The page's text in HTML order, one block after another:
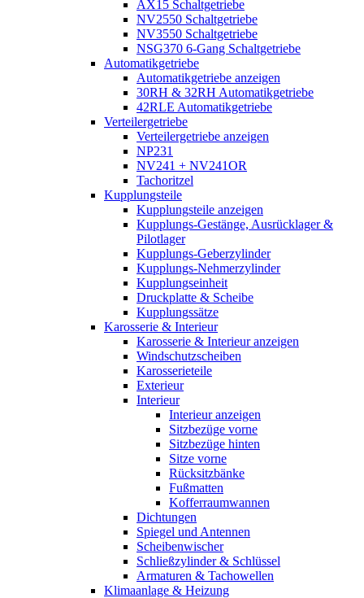
AX15 Schaltgetriebe
NV2550 Schaltgetriebe
NV3550 Schaltgetriebe
NSG370 6-Gang Schaltgetriebe
Automatikgetriebe
Automatikgetriebe anzeigen
30RH & 32RH Automatikgetriebe
42RLE Automatikgetriebe
Verteilergetriebe
Verteilergetriebe anzeigen
NP231
NV241 + NV241OR
Tachoritzel
Kupplungsteile
Kupplungsteile anzeigen
Kupplungs-Gestänge, Ausrücklager &
Pilotlager
Kupplungs-Geberzylinder
Kupplungs-Nehmerzylinder
Kupplungseinheit
Druckplatte & Scheibe
Kupplungssätze
Karosserie & Interieur
Karosserie & Interieur anzeigen
Windschutzscheiben
Karosserieteile
Exterieur
Interieur
Interieur anzeigen
Sitzbezüge vorne
Sitzbezüge hinten
Sitze vorne
Rücksitzbänke
Fußmatten
Kofferraumwannen
Dichtungen
Spiegel und Antennen
Scheibenwischer
Schließzylinder & Schlüssel
Armaturen & Tachowellen
Klimaanlage & Heizung